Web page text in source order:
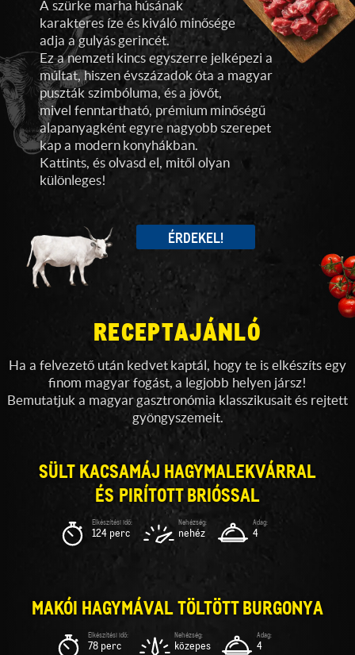
A szürke marha húsának
karakteres íze és kiváló minősége
adja a gulyás gerincét.
Ez a nemzeti kincs egyszerre jelképezi a
múltat, hiszen évszázadok óta a magyar
puszták szimbóluma, és a jövőt,
mivel fenntartható, prémium minőségű
alapanyagként egyre nagyobb szerepet
kap a modern konyhákban.
Kattints, és olvasd el, mitől olyan
különleges!
ÉRDEKEL!
RECEPTAJÁNLÓ
Ha a felvezető után kedvet kaptál, hogy te is elkészíts egy
finom magyar fogást, a legjobb helyen jársz!
Bemutatjuk a magyar gasztronómia klasszikusait és rejtett
gyöngyszemeit.
SÜLT KACSAMÁJ HAGYMALEKVÁRRAL
ÉS PIRÍTOTT BRIÓSSAL
124 perc nehéz 4
MAKÓI HAGYMÁVAL TÖLTÖTT BURGONYA
78 perc közepes 4